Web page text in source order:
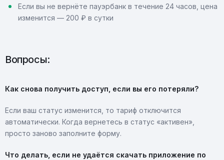
Если вы не вернёте пауэрбанк в течение 24 часов, цена
изменится — 200 ₽ в сутки
Вопросы:
Как снова получить доступ, если вы его потеряли?
Если ваш статус изменится, то тариф отключится
автоматически. Когда вернетесь в статус «активен»,
просто заново заполните форму.
Что делать, если не удаётся скачать приложение по